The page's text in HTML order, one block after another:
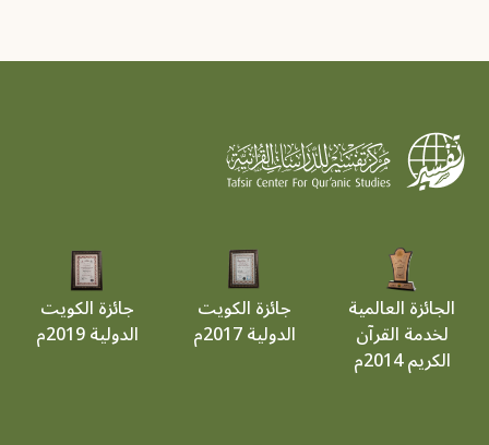
الجائزة العالمية
لخدمة القرآن
الكريم 2014م
جائزة الكويت
الدولية 2017م
جائزة الكويت
الدولية 2019م